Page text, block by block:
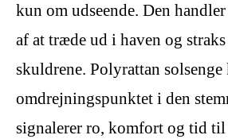
kun om udseende. Den
af at træde ud i haven og
skuldrene. Polyrattan
omdrejningspunktet i den
signalerer ro, komfort og tid til